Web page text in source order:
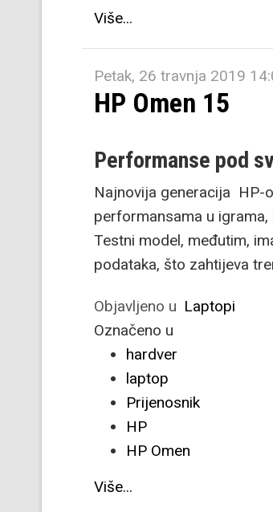
Više...
Petak, 26 travnja 2019
HP Omen 15
Performanse pod
Najnovija generacija HP-
performansama u igrama,
Testni model, međutim,
podataka, što zahtijeva
Objavljeno u Laptopi
Označeno u
hardver
laptop
Prijenosnik
HP
HP Omen
Više...